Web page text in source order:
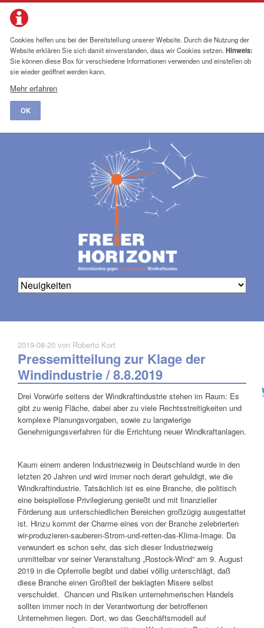
Cookies helfen uns bei der Bereitstellung unserer Website. Durch die Nutzung der
Website erklären Sie sich damit einverstanden, dass wir Cookies setzen.Hinweis:
Sie können diese Box für verschiedene Informationen verwenden und einstellen ob
sie wieder geöffnet werden kann.
Mehr erfahren
OK
2019-08-20von Roberto Kort
Pressemitteilung zur Klage der
Windindustrie / 8.8.2019
Drei Vorwürfe seitens der Windkraftindustrie stehen im Raum: Es
gibt zu wenig Fläche, dabei aber zu viele Rechtsstreitigkeiten und
komplexe Planungsvorgaben, sowie zu langwierige
Genehmigungsverfahren für die Errichtung neuer Windkraftanlagen.
Kaum einem anderen Industriezweig in Deutschland wurde in den
letzten 20 Jahren und wird immer noch derart gehuldigt, wie die
Windkraftindustrie. Tatsächlich ist es eine Branche, die politisch
eine beispiellose Privilegierung genießt und mit finanzieller
Förderung aus unterschiedlichen Bereichen großzügig ausgestattet
ist. Hinzu kommt der Charme eines von der Branche zelebrierten
wir-produzieren-sauberen-Strom-und-retten-das-Klima-Image. Da
verwundert es schon sehr, das sich dieser Industriezweig
unmittelbar vor seiner Veranstaltung „Rostock-Wind“ am 9. August
2019 in die Opferrolle begibt und dabei völlig unterschlägt, daß
diese Branche einen Großteil der beklagten Misere selbst
verschuldet. Chancen und Risiken unternehmerischen Handels
sollten immer noch in der Verantwortung der betroffenen
Unternehmen liegen. Dort, wo das Geschäftsmodell auf